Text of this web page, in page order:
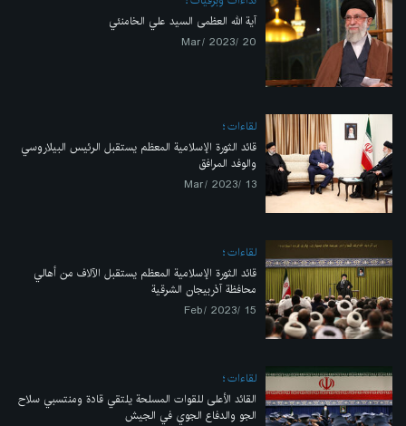
آية الله العظمى السيد علي الخامنئي
20 /Mar/ 2023
لقاءات
قائد الثورة الإسلامية المعظم يستقبل الرئيس البيلاروسي
والوفد المرافق
13 /Mar/ 2023
لقاءات
قائد الثورة الإسلامية المعظم يستقبل الآلاف من أهالي
محافظة آذربيجان الشرقية
15 /Feb/ 2023
لقاءات
القائد الأعلى للقوات المسلحة يلتقي قادة ومنتسبي سلاح
الجو والدفاع الجوي في الجيش